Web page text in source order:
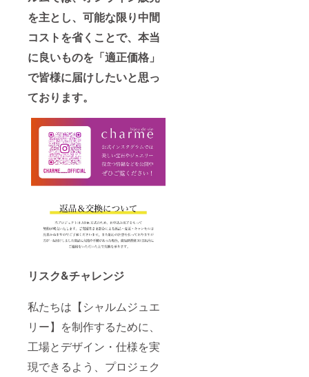
を主とし、可能な限り中間
コストを省くことで、本当
に良いものを「適正価格」
で皆様に届けしたいと思っ
ております。
リスク&チャレンジ
私たちは【シャルムジュエ
リー】を制作するために、
工場とデザイン・仕様を実
現できるよう、プロジェク